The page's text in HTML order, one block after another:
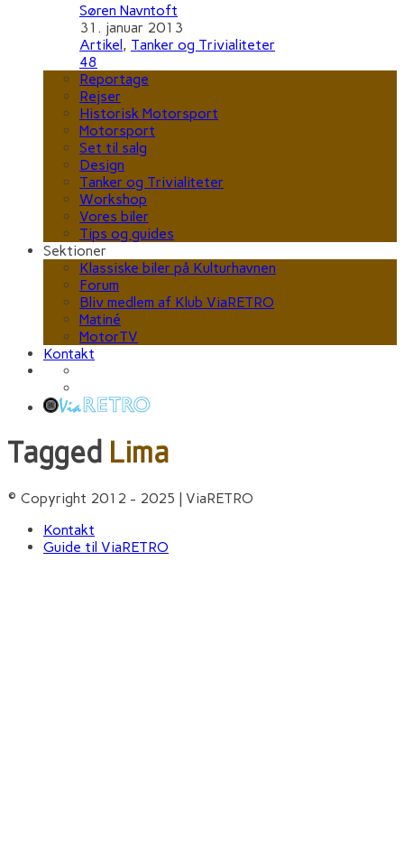
Søren Navntoft
31. januar 2013
Artikel, Tanker og Trivialiteter
48
Reportage
Rejser
Historisk Motorsport
Motorsport
Set til salg
Design
Tanker og Trivialiteter
Workshop
Vores biler
Tips og guides
Sektioner
Klassiske biler på Kulturhavnen
Forum
Bliv medlem af Klub ViaRETRO
Matiné
MotorTV
Kontakt
Tagged Lima
© Copyright 2012 - 2025 | ViaRETRO
Kontakt
Guide til ViaRETRO